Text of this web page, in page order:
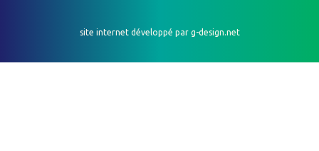
site internet développé par g-design.net